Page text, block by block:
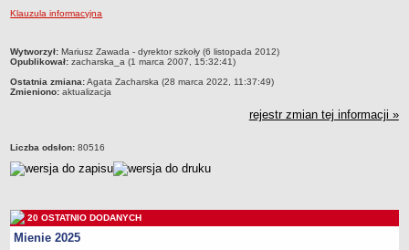
Godziny dyżurów
Ogłoszenie
Rejestry, ewidencje, archiwa
Sprawozdania
PORADNIE PSYCHOLOGICZNO-PEDAGOGICZNE
Zespół Poradni
Klauzula informacyjna
metryczka
Wytworzył: Mariusz Zawada - dyrektor szkoły (6 listopada 2012)
Opublikował: zacharska_a (1 marca 2007, 15:32:41)
Ostatnia zmiana:Agata Zacharska (28 marca 2022, 11:37:49)
Zmieniono: aktualizacja
rejestr zmian tej informacji »
Liczba odsłon: 80516
20 OSTATNIO DODANYCH
Mienie 2025